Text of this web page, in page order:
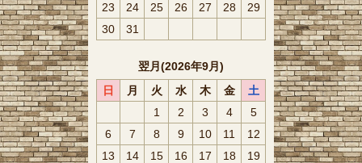
23
24 25 26 27 28
29
30
31
翌月(2026年9月)
日
月 火 水 木 金
土
1
2 3 4
5
6
7 8 9 10 11
12
13
14 15 16 17 18
19